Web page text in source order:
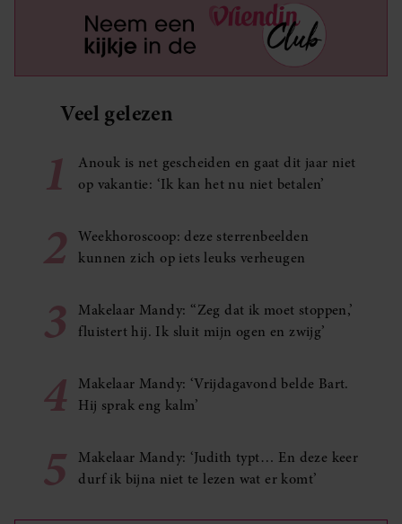
Veel gelezen
1
Anouk is net gescheiden en gaat dit jaar niet
op vakantie: ‘Ik kan het nu niet betalen’
2
Weekhoroscoop: deze sterrenbeelden
kunnen zich op iets leuks verheugen
3
Makelaar Mandy: ‘‘Zeg dat ik moet stoppen,’
fluistert hij. Ik sluit mijn ogen en zwijg’
4
Makelaar Mandy: ‘Vrijdagavond belde Bart.
Hij sprak eng kalm’
5
Makelaar Mandy: ‘Judith typt… En deze keer
durf ik bijna niet te lezen wat er komt’